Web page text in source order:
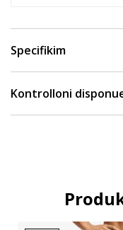
Specifikim
Kontrolloni